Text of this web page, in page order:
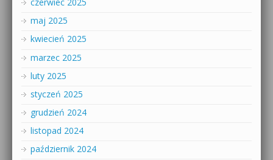
czerwiec 2025
maj 2025
kwiecień 2025
marzec 2025
luty 2025
styczeń 2025
grudzień 2024
listopad 2024
październik 2024